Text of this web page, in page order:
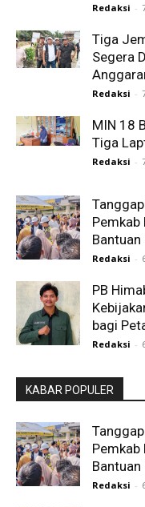
Redaksi -
Tiga
Segera
Redaksi -
MIN 18
Tiga
Redaksi -
Pemkab
Bantuan
Redaksi -
PB
bagi
Redaksi -
KABAR POPULER
Pemkab
Bantuan
Redaksi -